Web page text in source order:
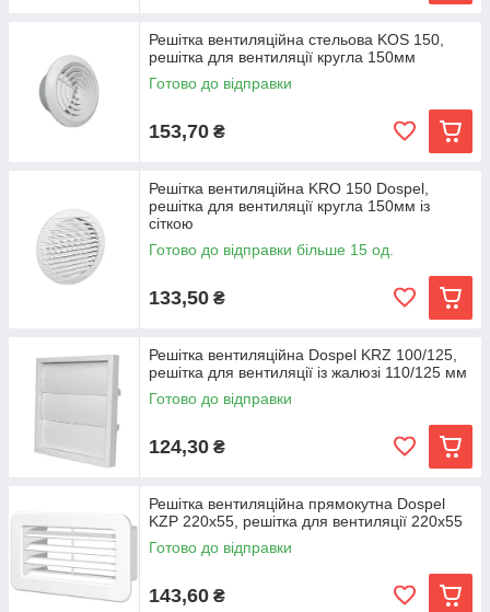
Решітка вентиляційна стельова KOS 150,
решітка для вентиляції кругла 150мм
Готово до відправки
153,70 ₴
Решітка вентиляційна KRO 150 Dospel,
решітка для вентиляції кругла 150мм із
сіткою
Готово до відправки більше 15 од.
133,50 ₴
Решітка вентиляційна Dospel KRZ 100/125,
решітка для вентиляції із жалюзі 110/125 мм
Готово до відправки
124,30 ₴
Решітка вентиляційна прямокутна Dospel
KZP 220x55, решітка для вентиляції 220х55
Готово до відправки
143,60 ₴